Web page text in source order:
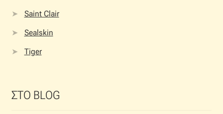
Saint Clair
Sealskin
Tiger
ΣΤΟ BLOG